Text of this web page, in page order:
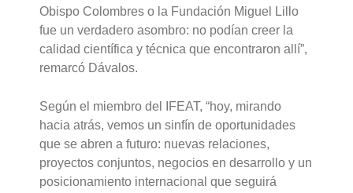
Obispo Colombres o la Fundación Miguel Lillo
fue un verdadero asombro: no podían creer la
calidad científica y técnica que encontraron allí”,
remarcó Dávalos.
Según el miembro del IFEAT, “hoy, mirando
hacia atrás, vemos un sinfín de oportunidades
que se abren a futuro: nuevas relaciones,
proyectos conjuntos, negocios en desarrollo y un
posicionamiento internacional que seguirá